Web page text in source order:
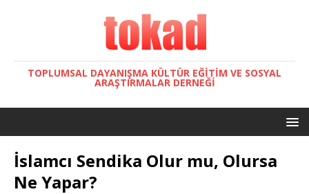
TOPLUMSAL DAYANIŞMA KÜLTÜR EĞITIM VE SOSYAL
ARAŞTIRMALAR DERNEĞI
İslamcı Sendika Olur mu, Olursa
Ne Yapar?